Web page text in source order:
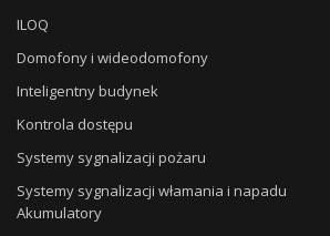
ILOQ
Domofony i wideodomofony
Inteligentny budynek
Kontrola dostępu
Systemy sygnalizacji pożaru
Systemy sygnalizacji włamania i napadu
Akumulatory